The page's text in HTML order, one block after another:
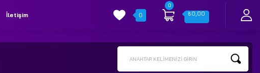
ANAHTAR KELIMENIZI GIRIN
İletişim 0
0
₺0,00